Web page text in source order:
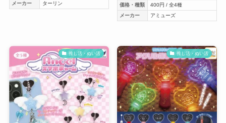
メーカー
ターリン
価格・種類
400円 / 全4種
メーカー
アミューズ
推し活・ぬい活 推し活・ぬい活